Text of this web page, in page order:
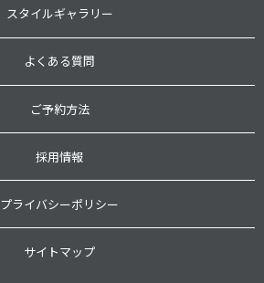
スタイルギャラリー
よくある質問
ご予約方法
採用情報
プライバシーポリシー
サイトマップ